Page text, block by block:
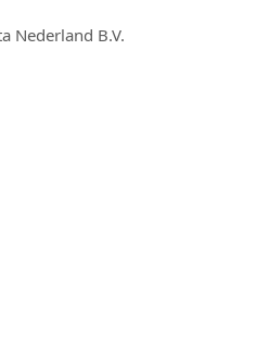
Nederland B.V.